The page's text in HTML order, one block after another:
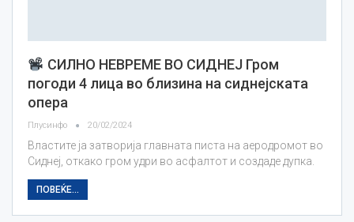
СИЛНО НЕВРЕМЕ ВО СИДНЕЈ Гром
погоди 4 лица во близина на сиднејската
опера
Плусинфо 20/02/2024
Властите ја затворија главната писта на аеродромот во
Сиднеј, откако гром удри во асфалтот и создаде дупка.
ПОВЕЌЕ...